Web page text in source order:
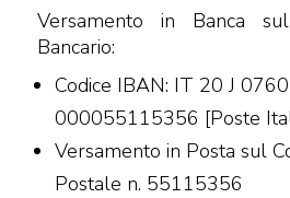
Versamento in Banca
Bancario:
Codice IBAN: IT 20 J
000055115356 [Poste
Versamento in Posta sul
Postale n. 55115356